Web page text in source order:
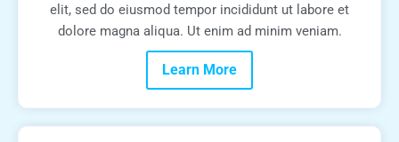
elit, sed do eiusmod tempor incididunt ut labore et
dolore magna aliqua. Ut enim ad minim veniam.
Learn More